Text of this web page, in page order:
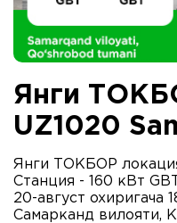
Янги
UZ1020
Янги ТOКБOР
Станция - 160 кВт
20-август oxиригача
Самарканд вилoяти,